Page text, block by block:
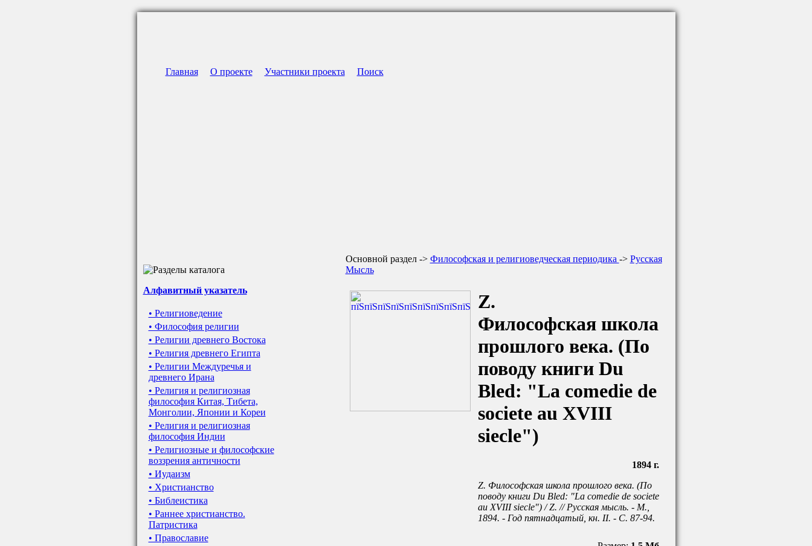
Главная О проекте Участники проекта Поиск
Алфавитный указатель
• Религиоведение
• Философия религии
• Религии древнего Востока
• Религия древнего Египта
• Религии Междуречья и
древнего Ирана
• Религия и религиозная
философия Китая, Тибета,
Монголии, Японии и Кореи
• Религия и религиозная
философия Индии
• Религиозные и философские
воззрения античности
• Иудаизм
• Христианство
• Библеистика
• Раннее христианство.
Патристика
• Православие
Основной раздел -> Философская и религиоведческая периодика -> Русская
Мысль
Z.
Философская школа
прошлого века. (По
поводу книги Du
Bled: "La comedie de
societe au XVIII
siecle")
1894 г.
Z. Философская школа прошлого века. (По
поводу книги Du Bled: "La comedie de societe
au XVIII siecle") / Z. // Русская мысль. - М.,
1894. - Год пятнадцатый, кн. II. - С. 87-94.